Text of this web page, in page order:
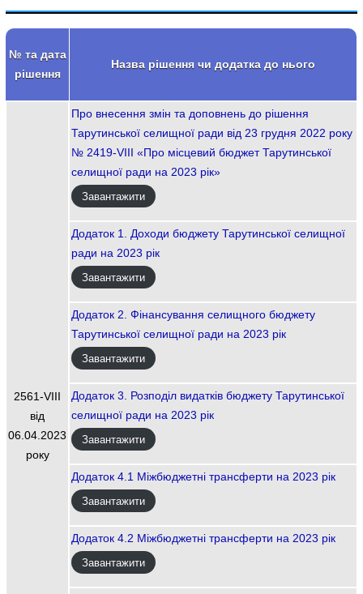
№ та дата
рішення
Назва рішення чи додатка до нього
2561-VIII
від
06.04.2023
року
Про внесення змін та доповнень до рішення
Тарутинської селищної ради від 23 грудня 2022 року
№ 2419-VIII «Про місцевий бюджет Тарутинської
селищної ради на 2023 рік»
Завантажити
Додаток 1. Доходи бюджету Тарутинської селищної
ради на 2023 рік
Завантажити
Додаток 2. Фінансування селищного бюджету
Тарутинської селищної ради на 2023 рік
Завантажити
Додаток 3. Розподіл видатків бюджету Тарутинської
селищної ради на 2023 рік
Завантажити
Додаток 4.1 Міжбюджетні трансферти на 2023 рік
Завантажити
Додаток 4.2 Міжбюджетні трансферти на 2023 рік
Завантажити